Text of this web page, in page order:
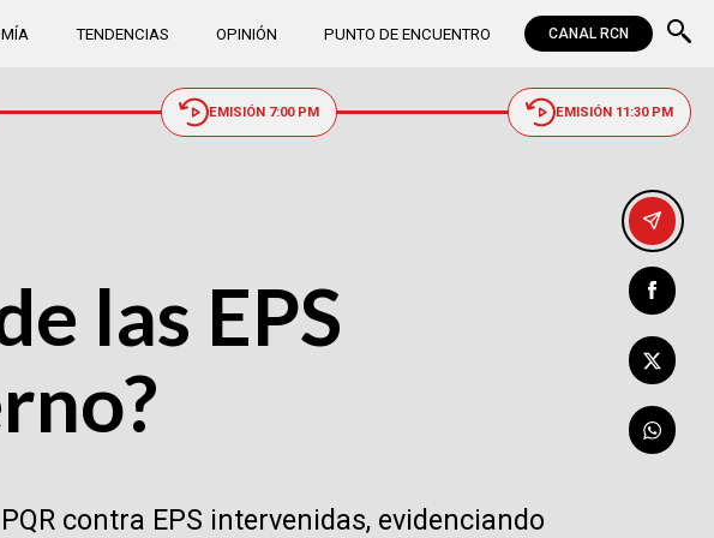
TENDENCIAS OPINIÓN PUNTO DE ENCUENTRO CANAL RCN
EMISIÓN 7:00 PM EMISIÓN 11:30 PM
las EPS
contra EPS intervenidas, evidenciando